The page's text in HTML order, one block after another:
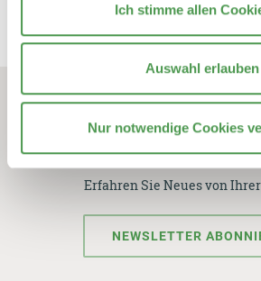
Ich stimme allen
Auswahl erlauben
Nur notwendige Cookies
Es grüßt das
Erfahren Sie Neues von
NEWSLETTER